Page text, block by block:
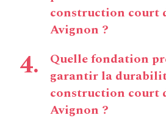
construction court
Avignon ?
Quelle fondation
garantir la
construction court
Avignon ?